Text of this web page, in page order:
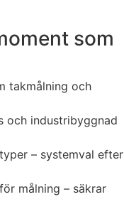
som
takmålning och
och industribyggnad
– systemval efter
målning – säkrar